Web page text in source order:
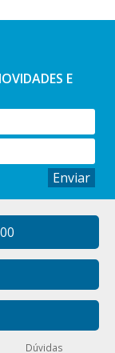
E
Enviar
Dúvidas